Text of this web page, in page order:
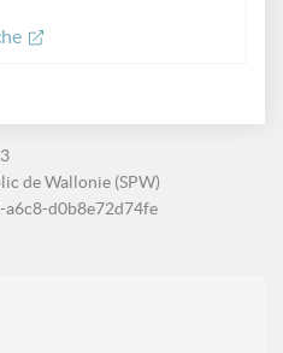
de Wallonie (SPW)
d0b8e72d74fe